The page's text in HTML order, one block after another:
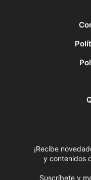
¡Recibe
y contenidos
Suscríbete y